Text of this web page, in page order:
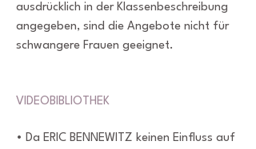
ausdrücklich in der Klassenbeschreibung
angegeben, sind die Angebote nicht für
schwangere Frauen geeignet.
VIDEOBIBLIOTHEK
• Da ERIC BENNEWITZ keinen Einfluss auf